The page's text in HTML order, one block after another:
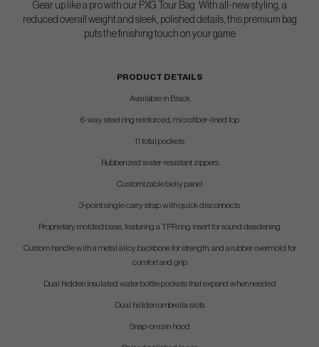
Gear up like a pro with our PXG Tour Bag. With all-new styling, a
reduced overall weight and sleek, polished details, this premium bag
puts the finishing touch on your game
PRODUCT DETAILS
Available in Black
6-way steel ring reinforced, microfiber-lined top
11 total pockets
Rubberized water-resistant zippers
Customizable belly panel
3-point single carry strap with quick disconnects
Proprietary molded base, featuring a TPR ring insert for sound deadening
Custom handle with a metal alloy backbone for strength, and a rubber overmold for
comfort and grip
Dual hidden insulated water bottle pockets that expand when needed
Dual hidden umbrella slots
Snap-on rain hood